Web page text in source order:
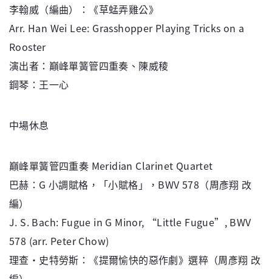
李翰威（編曲）：《草蜢弄雞公》
Arr. Han Wei Lee: Grasshopper Playing Tricks on a
Rooster
演出者：巔峰單簧管四重奏、陳威稜
鋼琴：王一心
中場休息
巔峰單簧管四重奏 Meridian Clarinet Quartet
巴赫：G 小調賦格，「小賦格」，BWV 578（周彥翔 改
編）
J. S. Bach: Fugue in G Minor, “Little Fugue”, BWV
578 (arr. Peter Chow)
理查・史特勞斯：《提爾愉快的惡作劇》選粹（周彥翔 改